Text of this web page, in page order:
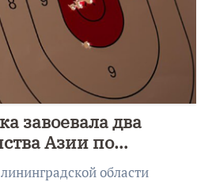
завоевала два
Азии по
области